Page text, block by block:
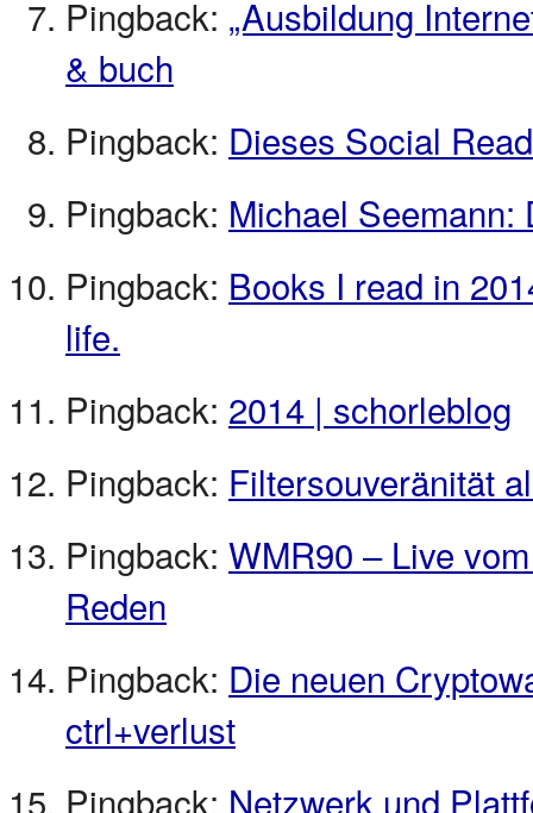
Pingback: „Ausbildung
& buch
Pingback: Dieses Social
Pingback: Michael Seemann:
Pingback: Books I read in
life.
Pingback: 2014 | schorleblog
Pingback: Filtersouveränität
Pingback: WMR90 – Live
Reden
Pingback: Die neuen
ctrl+verlust
Pingback: Netzwerk und